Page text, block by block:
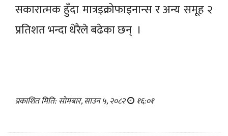
सकारात्मक हुँदा मात्रइक्रोफाइनान्स र अन्य समूह २
प्रतिशत भन्दा धेरैले बढेका छन् ।
प्रकाशित मिति: सोमबार, साउन ५, २०८२ १६:०१